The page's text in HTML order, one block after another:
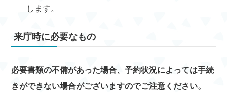
します。
来庁時に必要なもの
必要書類の不備があった場合、予約状況によっては手続
きができない場合がございますのでご注意ください。